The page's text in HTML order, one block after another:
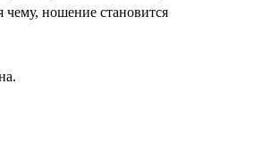
чему, ношение становится